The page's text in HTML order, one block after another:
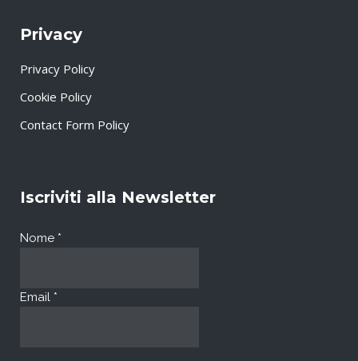
Privacy
Privacy Policy
Cookie Policy
Contact Form Policy
Iscriviti alla Newsletter
Nome *
Email *